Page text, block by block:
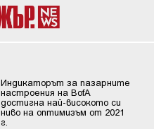
Индикаторът за пазарните
настроения на BofA
достигна най-високото си
ниво на оптимизъм от 2021
г.